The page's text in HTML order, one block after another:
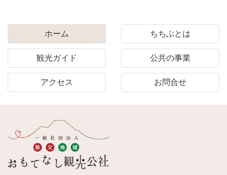
ホーム ちちぶとは
観光ガイド 公共の事業
アクセス お問合せ